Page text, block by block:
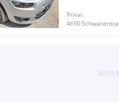
Privat
4690